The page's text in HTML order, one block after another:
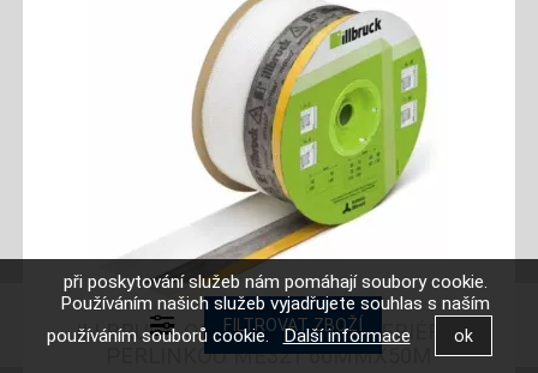
ILLBRUCK OKENNÍ FÓLIE EXTERIÉR S
PERLINKOU ME321 60MMX50M
při poskytování služeb nám pomáhají soubory cookie.
Používáním našich služeb vyjadřujete souhlas s naším
používáním souborů cookie.Další informace